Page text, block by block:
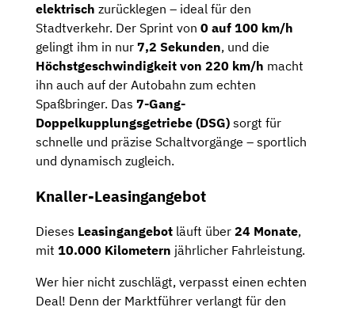
elektrisch zurücklegen – ideal für den
Stadtverkehr. Der Sprint von 0 auf 100 km/h
gelingt ihm in nur 7,2 Sekunden, und die
Höchstgeschwindigkeit von 220 km/h macht
ihn auch auf der Autobahn zum echten
Spaßbringer. Das 7-Gang-
Doppelkupplungsgetriebe (DSG) sorgt für
schnelle und präzise Schaltvorgänge – sportlich
und dynamisch zugleich.
Knaller-Leasingangebot
Dieses Leasingangebot läuft über 24 Monate,
mit 10.000 Kilometern jährlicher Fahrleistung.
Wer hier nicht zuschlägt, verpasst einen echten
Deal! Denn der Marktführer verlangt für den